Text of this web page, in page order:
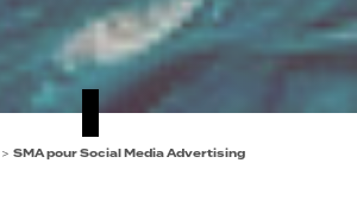
SMA pour Social Media Advertising